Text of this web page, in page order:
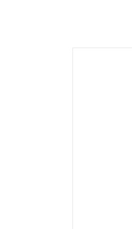
Thương